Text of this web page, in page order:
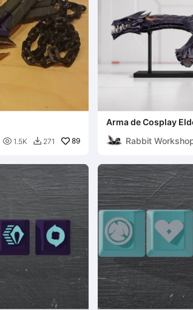
 1.5K  271 89
Arma de Cosplay
Rabbit